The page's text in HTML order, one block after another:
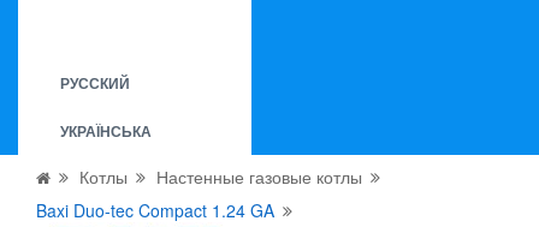
РУССКИЙ
УКРАЇНСЬКА
Котлы
Настенные газовые котлы
Baxi Duo-tec Compact 1.24 GA